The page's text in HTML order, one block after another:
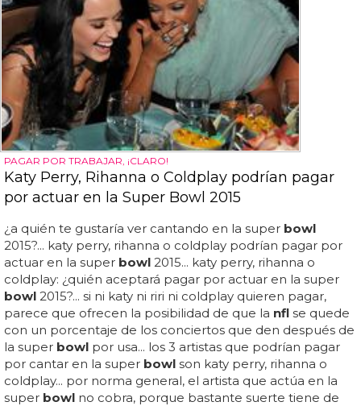
PAGAR POR TRABAJAR, ¡CLARO!
Katy Perry, Rihanna o Coldplay podrían pagar
por actuar en la Super Bowl 2015
¿a quién te gustaría ver cantando en la super bowl
2015?... katy perry, rihanna o coldplay podrían pagar por
actuar en la super bowl 2015... katy perry, rihanna o
coldplay: ¿quién aceptará pagar por actuar en la super
bowl 2015?... si ni katy ni riri ni coldplay quieren pagar,
parece que ofrecen la posibilidad de que la nfl se quede
con un porcentaje de los conciertos que den después de
la super bowl por usa... los 3 artistas que podrían pagar
por cantar en la super bowl son katy perry, rihanna o
coldplay... por norma general, el artista que actúa en la
super bowl no cobra, porque bastante suerte tiene de